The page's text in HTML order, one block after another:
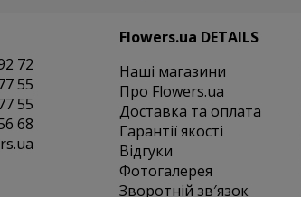
72
55
55
68
Flowers.ua DETAILS
Наші магазини
Про Flowers.ua
Доставка та оплата
Гарантії якості
Відгуки
Фотогалерея
Зворотній зв′язок